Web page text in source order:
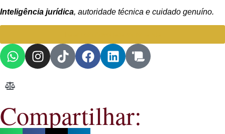
Inteligência jurídica, autoridade técnica e cuidado genuíno.
Compartilhar: